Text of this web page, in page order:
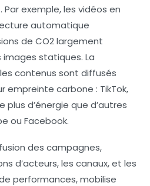
exemple, les vidéos en
automatique
de CO2 largement
statiques. La
contenus sont diffusés
empreinte carbone : TikTok,
d’énergie que d’autres
ou Facebook.
des campagnes,
d’acteurs, les canaux, et les
performances, mobilise